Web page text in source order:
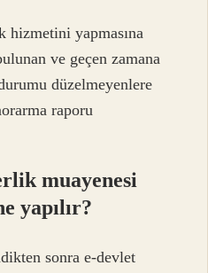
yapmasına
ve geçen zamana
düzelmeyenlere
raporu
muayenesi
yapılır?
sonra e-devlet